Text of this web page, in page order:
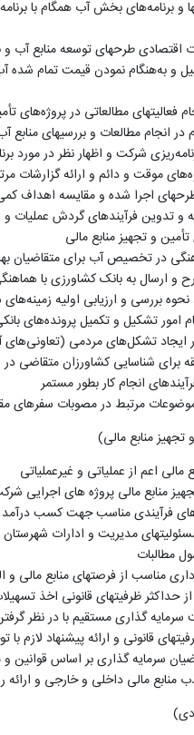
و برنامه‌های بخش آب همگام با
اقتصادی طرحهای توسعه منابع
و به‌هنگام نمودن قیمت تمام
فعالیتهای مطالعاتی در
در انجام مطالعات و بررسیهای
شرکت و اظهار نظر در مورد
موقت و دائم و ارائه گزارشات
اجرا شده و مقایسه اهداف
و تدوین فرآیندهای گردش
و تجهیز منابع مالی
در تخصیص آب برای متقاضیان
و ارسال به بانک کشاورزی با
بررسی و ارزیابی اولیه
امور تشکیل و تکمیل پرونده‌های
ایجاد تشکل‌های مردمی
برای شناسایی کشاورزان
انجام کار بطور مستمر
مرتبط در مصوبات سفرهای
تجهیز منابع مالی)
اعم از عملیاتی و غیرعملیاتی
منابع مالی پروژه های اجرایی
فرآیندی مناسب جهت کسب
مدیریت و ادارات شهرستان
مطالبات
مناسب از فرصتهای منابع مالی و
حداکثر ظرفیتهای قانونی اخذ
گذاری مستقیم با در نظر
قانونی و ارائه پیشنهاد لازم
سرمایه گذاری بر اساس قوانین
مالی داخلی و خارجی و ارائه